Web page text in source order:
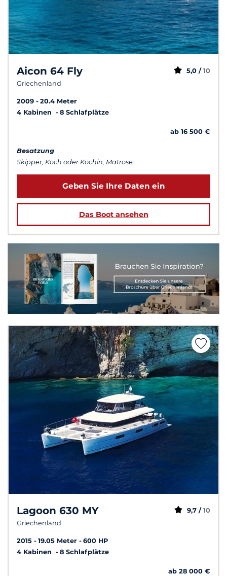
Aicon 64 Fly
Griechenland
5,0 / 10
2009
20.4 Meter
4 Kabinen
8 Schlafplätze
ab 16 500 €
Besatzung
Skipper, Koch oder Köchin, Matrose
Geben Sie Ihre Daten ein
Das Boot ansehen
Lagoon 630 MY
Griechenland
9,7 / 10
2015 19.05 Meter
600 HP
4 Kabinen
8 Schlafplätze
ab 28 000 €